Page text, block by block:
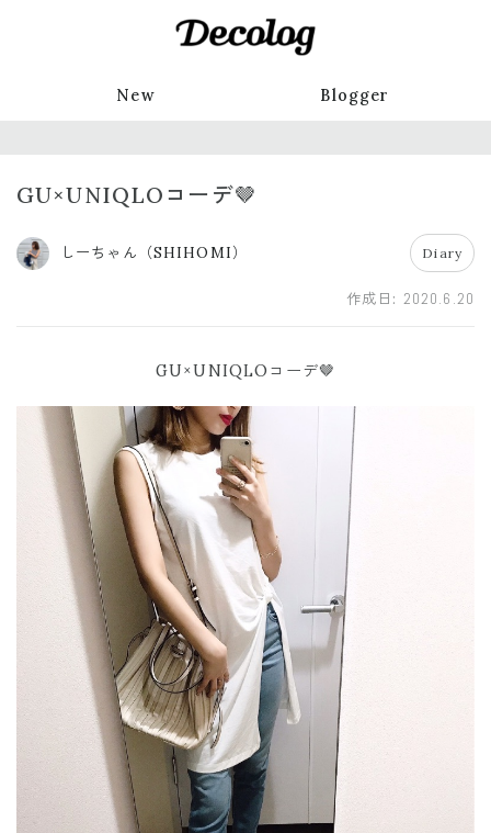
New Blogger
GU×UNIQLOコーデ🤎
しーちゃん（SHIHOMI） Diary
作成日: 2020.6.20
GU×UNIQLOコーデ🤎